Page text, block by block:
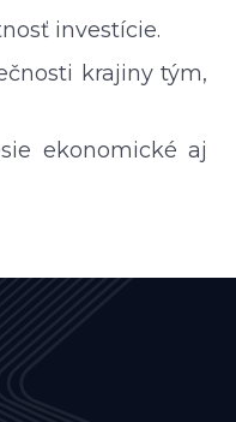
investície.
krajiny tým,
ekonomické aj